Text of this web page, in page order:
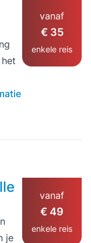
vanaf
€ 35
enkele reis
vanaf
€ 49
enkele reis
je